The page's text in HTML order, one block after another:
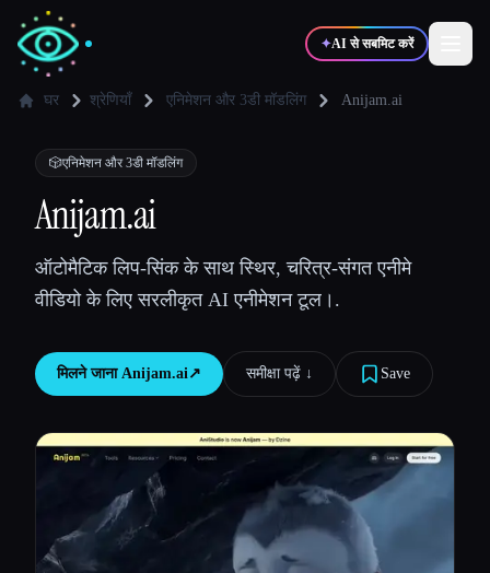
✦AI से सबमिट करें
✍️लेखक
💻 डेवलपर्स
🎓 विद्यार्थी 🎬 क्रिएटर्स
टूल्स की तुलना करें
सभी श्रेणियाँ
घर श्रेणियाँ एनिमेशन और 3डी मॉडलिंग Anijam.ai
🎲एनिमेशन और 3डी मॉडलिंग
Anijam.ai
ऑटोमैटिक लिप-सिंक के साथ स्थिर, चरित्र-संगत एनीमे
वीडियो के लिए सरलीकृत AI एनीमेशन टूल।.
मिलने जाना Anijam.ai↗︎ समीक्षा पढ़ें ↓︎ Save